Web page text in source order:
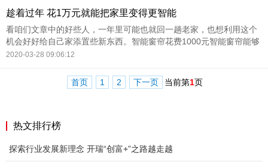
趁着过年 花1万元就能把家里变得更智能
看咱们文章中的好些人，一年里可能也就回一趟老家，也想利用这个
机会好好给自己家添置些新东西。智能窗帘花费1000元智能窗帘能够
通过语音远程开关窗帘，同时也能够通过家庭中枢APP进行自定义设
2020-03-28 09:06:12
首页 1 2 下一页 当前第1页
热文排行榜
探索行业发展新理念 开瑞“创富+”之路越走越